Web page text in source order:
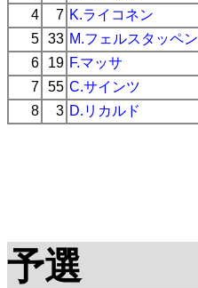
4
7 K.ライコネン
5 33 M.フェルスタッペン
6
19 F.マッサ
7 55 C.サインツ
8
3 D.リカルド
予選